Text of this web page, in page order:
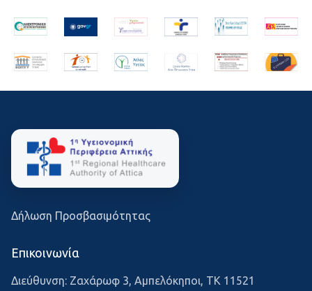
Δήλωση Προσβασιμότητας
Επικοινωνία
Διεύθυνση: Ζαχάρωφ 3, Αμπελόκηποι, ΤΚ 11521